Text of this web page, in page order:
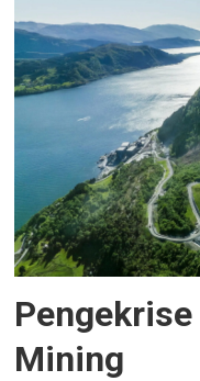
Mining